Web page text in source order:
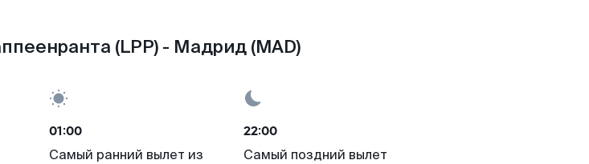
(LPP) - Мадрид (MAD)
01:00
Самый ранний вылет из
22:00
Самый поздний вылет